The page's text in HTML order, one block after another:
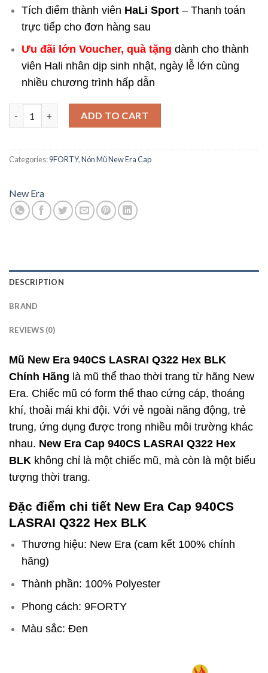
Tích điểm thành viên HaLi Sport– Thanh toán
trực tiếp cho đơn hàng sau
Ưu đãi lớn Voucher, quà tặng dành cho thành
viên Hali nhân dịp sinh nhật, ngày lễ lớn cùng
nhiều chương trình hấp dẫn
ADD TO CART
Categories:9FORTY,Nón Mũ New Era Cap
New Era
DESCRIPTION
BRAND
REVIEWS (0)
Mũ New Era 940CS LASRAI Q322 Hex BLK
Chính Hãng là mũ thể thao thời trang từ hãng New
Era. Chiếc mũ có form thể thao cứng cáp, thoáng
khí, thoải mái khi đội. Với vẻ ngoài năng động, trẻ
trung, ứng dụng được trong nhiều môi trường khác
nhau. New Era Cap 940CS LASRAI Q322 Hex
BLK không chỉ là một chiếc mũ, mà còn là một biểu
tượng thời trang.
Đặc điểm chi tiết New Era Cap 940CS
LASRAI Q322 Hex BLK
Thương hiệu: New Era (cam kết 100% chính
hãng)
Thành phần: 100% Polyester
Phong cách: 9FORTY
Màu sắc: Đen